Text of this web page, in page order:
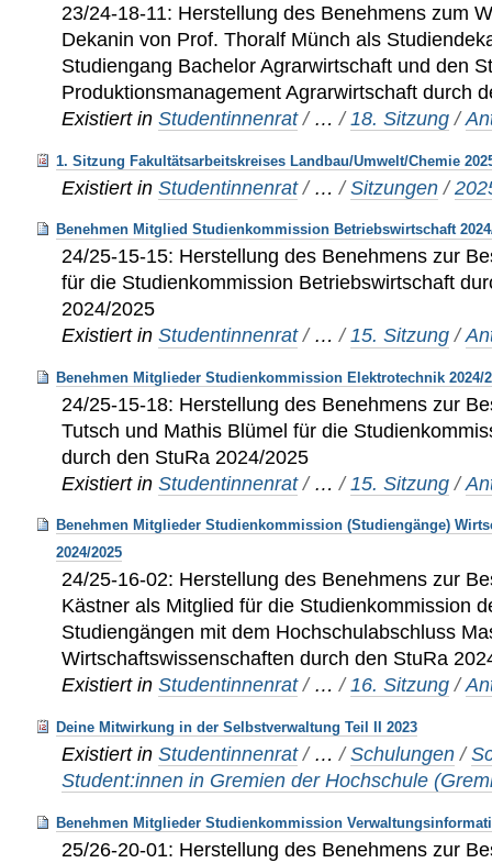
23/24-18-11: Herstellung des Benehmens zum
Dekanin von Prof. Thoralf Münch als
Studiengang Bachelor Agrarwirtschaft und den
Produktionsmanagement Agrarwirtschaft durch
Existiert in Studentinnenrat / …/ 18. Sitzung /
1. Sitzung Fakultätsarbeitskreises Landbau/Umwelt/Chemie
Existiert in Studentinnenrat / …/Sitzungen /
Benehmen Mitglied Studienkommission Betriebswirtschaft
24/25-15-15: Herstellung des Benehmens zur
für die Studienkommission Betriebswirtschaft
2024/2025
Existiert in Studentinnenrat / …/15. Sitzung /
Benehmen Mitglieder Studienkommission Elektrotechnik 2024/
24/25-15-18: Herstellung des Benehmens zur
Tutsch und Mathis Blümel für die
durch den StuRa 2024/2025
Existiert in Studentinnenrat / …/15. Sitzung /
Benehmen Mitglieder Studienkommission (Studiengänge)
2024/2025
24/25-16-02: Herstellung des Benehmens zur
Kästner als Mitglied für die Studienkommission
Studiengängen mit dem Hochschulabschluss
Wirtschaftswissenschaften durch den StuRa
Existiert in Studentinnenrat / …/ 16. Sitzung /
Deine Mitwirkung in der Selbstverwaltung Teil II 2023
Existiert in Studentinnenrat / …/Schulungen /
Student:innen in Gremien der Hochschule
Benehmen Mitglieder Studienkommission
25/26-20-01: Herstellung des Benehmens zur